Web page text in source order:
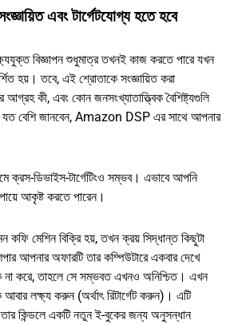
এবং টার্গেটযোগ্য হতে হবে
বিজ্ঞাপন শুধুমাত্র তখনই কাজ করতে পারে যখন
হয়। তবে, এই শ্রোতাকে সংজ্ঞায়িত করা
কী, এবং কোন জনসংখ্যাতাত্ত্বিক বৈশিষ্ট্যগুলি
যত বেশি জানবেন, Amazon DSP এর সাথে আপনার
ক্রস-ডিভাইস-টার্গেটিংও সম্ভব। এভাবে আপনি
আকৃষ্ট করতে পারেন।
কফি মেশিন বিক্রি হয়, তখন ক্রয় সিদ্ধান্ত কিছুটা
আপনার অফারটি তার কম্পিউটারে একবার দেখে
না করে, তাহলে সে সম্ভবত এখনও অনিশ্চিত। এখন
লক্ষ্য করুন (অর্থাৎ রিটার্গেট করুন)। এটি
কিন্ডলে একটি নতুন ই-বুকের জন্য অনুসন্ধান